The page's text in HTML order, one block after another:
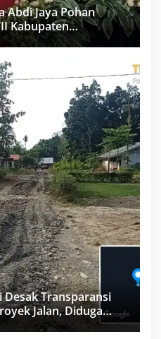
Abdi Jaya Pohan
Kabupaten
Desak Transparansi
Jalan, Diduga